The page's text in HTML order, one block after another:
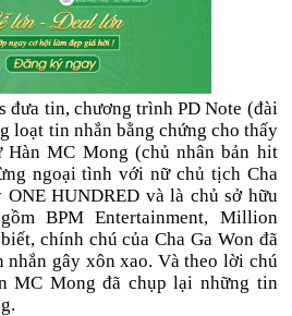
đưa tin, chương trình PD Note (đài
loạt tin nhắn bằng chứng cho thấy
Hàn MC Mong (chủ nhân bản hit
ngoại tình với nữ chủ tịch Cha
HUNDRED và là chủ sở hữu
BPM Entertainment, Million
chính chú của Cha Ga Won đã
nhắn gây xôn xao. Và theo lời chú
MC Mong đã chụp lại những tin